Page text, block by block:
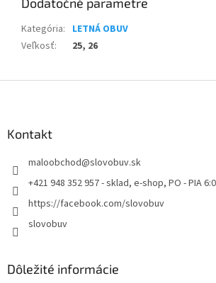
Kategória: LETNÁ OBUV
Veľkosť: 25, 26
Kontakt
maloobchod@slovobuv.sk
+421 948 352 957 - sklad, e-shop, PO - PIA
https://facebook.com/slovobuv
slovobuv
Dôležité informácie